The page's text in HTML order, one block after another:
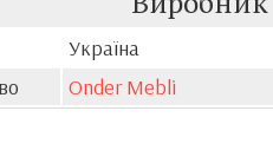
Україна
Onder Mebli